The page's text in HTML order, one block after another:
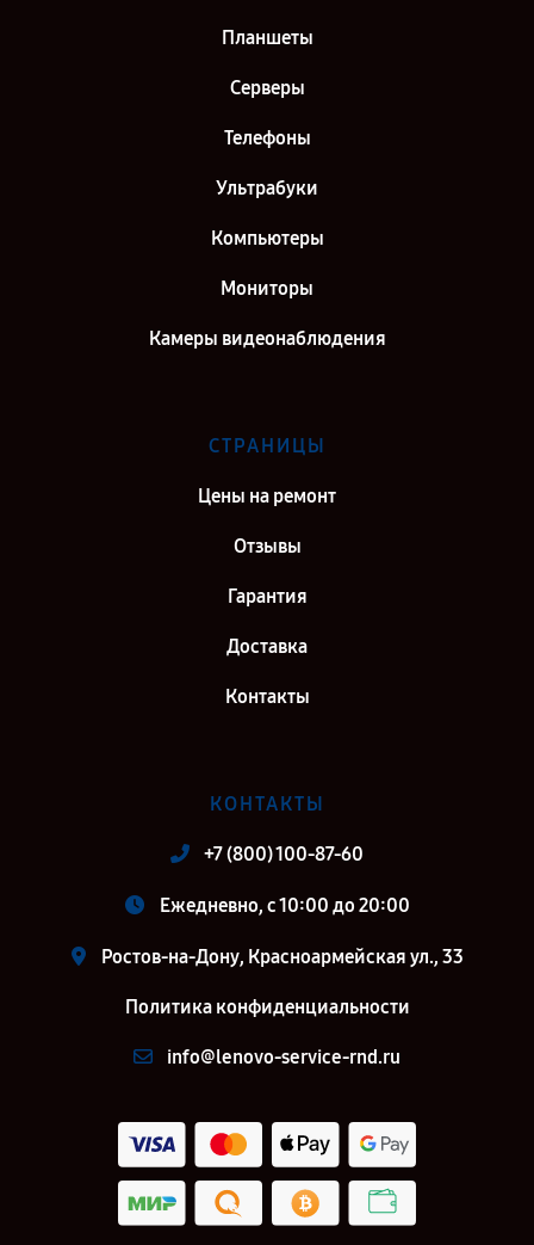
Планшеты
Серверы
Телефоны
Ультрабуки
Компьютеры
Мониторы
Камеры видеонаблюдения
СТРАНИЦЫ
Цены на ремонт
Отзывы
Гарантия
Доставка
Контакты
КОНТАКТЫ
+7 (800) 100-87-60
Ежедневно, с 10:00 до 20:00
Ростов-на-Дону, Красноармейская ул., 33
Политика конфиденциальности
info@lenovo-service-rnd.ru